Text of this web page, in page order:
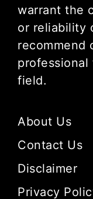
warrant the
or reliability
recommend
field.
About Us
Contact Us
Disclaimer
Privacy